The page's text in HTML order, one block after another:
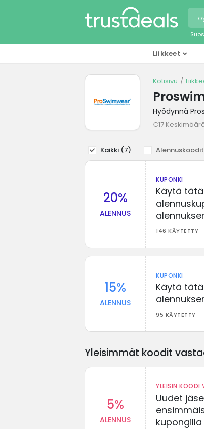
Liikkeet
Kotisivu
Hyödynnä
€17
Kaikki (7)
20%
ALENNUS
KUPONKI
Käytä
146 KÄYTETTY
15%
ALENNUS
KUPONKI
Käytä
95 KÄYTETTY
Yleisimmät koodit
5%
ALENNUS
YLEISIN KOODI
Uudet
kupongilla